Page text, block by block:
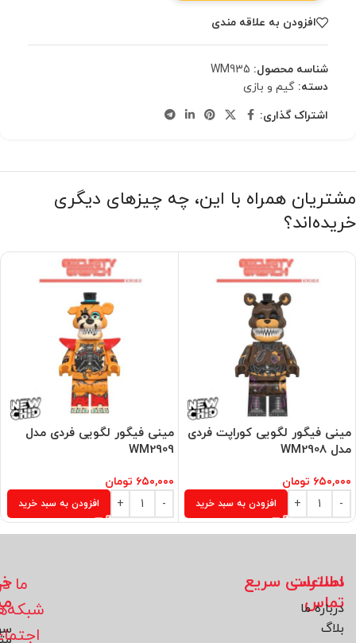
افزودن به علاقه مندی
شناسه محصول: WM935
دسته: گیم و بازی
اشتراک گذاری:
مشتریان همراه با این، چه چیزهای دیگری
خریده‌اند؟
مینی فیگور لگویی کوراپت فردی
مدل WM2908
۶۵۰,۰۰۰ تومان
افزودن به سبد خرید
مینی فیگور لگویی فردی مدل
WM2909
۶۵۰,۰۰۰ تومان
افزودن به سبد خرید
اطلاعات
تماس
دسترسی سریع
درباره ما
بلاگ
ما